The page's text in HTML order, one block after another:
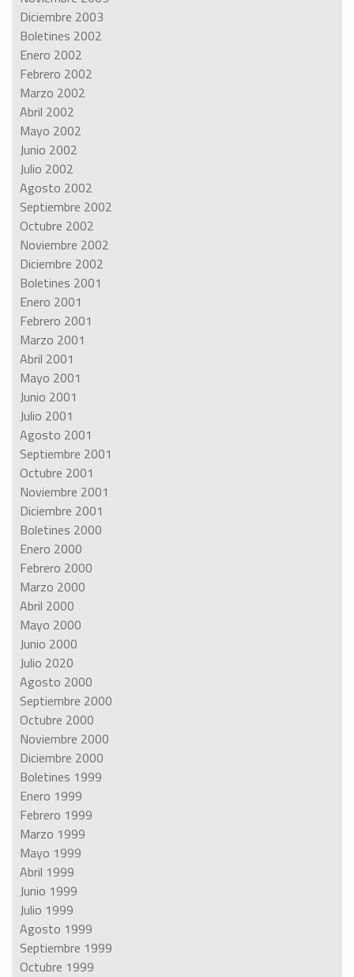
Diciembre 2003
Boletines 2002
Enero 2002
Febrero 2002
Marzo 2002
Abril 2002
Mayo 2002
Junio 2002
Julio 2002
Agosto 2002
Septiembre 2002
Octubre 2002
Noviembre 2002
Diciembre 2002
Boletines 2001
Enero 2001
Febrero 2001
Marzo 2001
Abril 2001
Mayo 2001
Junio 2001
Julio 2001
Agosto 2001
Septiembre 2001
Octubre 2001
Noviembre 2001
Diciembre 2001
Boletines 2000
Enero 2000
Febrero 2000
Marzo 2000
Abril 2000
Mayo 2000
Junio 2000
Julio 2020
Agosto 2000
Septiembre 2000
Octubre 2000
Noviembre 2000
Diciembre 2000
Boletines 1999
Enero 1999
Febrero 1999
Marzo 1999
Mayo 1999
Abril 1999
Junio 1999
Julio 1999
Agosto 1999
Septiembre 1999
Octubre 1999